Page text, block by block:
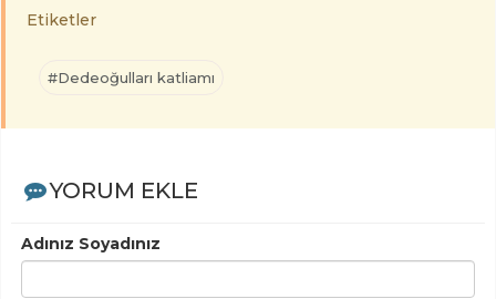
Etiketler
#Dedeoğulları katliamı
YORUM EKLE
Adınız Soyadınız